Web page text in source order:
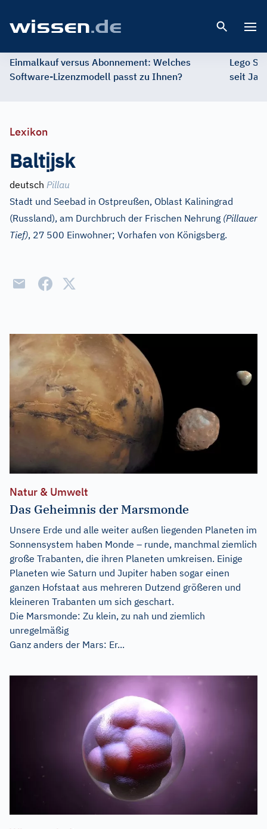
Einmalkauf versus Abonnement: Welches
Software-Lizenzmodell passt zu Ihnen?
Lego
seit
Lexikon
Baltịjsk
deutsch Pillau
Stadt und Seebad in Ostpreußen, Oblast Kaliningrad
(Russland), am Durchbruch der Frischen Nehrung (Pillauer
Tief), 27 500 Einwohner; Vorhafen von Königsberg.
Natur & Umwelt
Das Geheimnis der Marsmonde
Unsere Erde und alle weiter außen liegenden Planeten im
Sonnensystem haben Monde – runde, manchmal ziemlich
große Trabanten, die ihren Planeten umkreisen. Einige
Planeten wie Saturn und Jupiter haben sogar einen
ganzen Hofstaat aus mehreren Dutzend größeren und
kleineren Trabanten um sich geschart.
Die Marsmonde: Zu klein, zu nah und ziemlich
unregelmäßig
Ganz anders der Mars: Er...